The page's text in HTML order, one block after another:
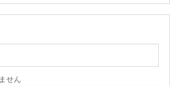
せん